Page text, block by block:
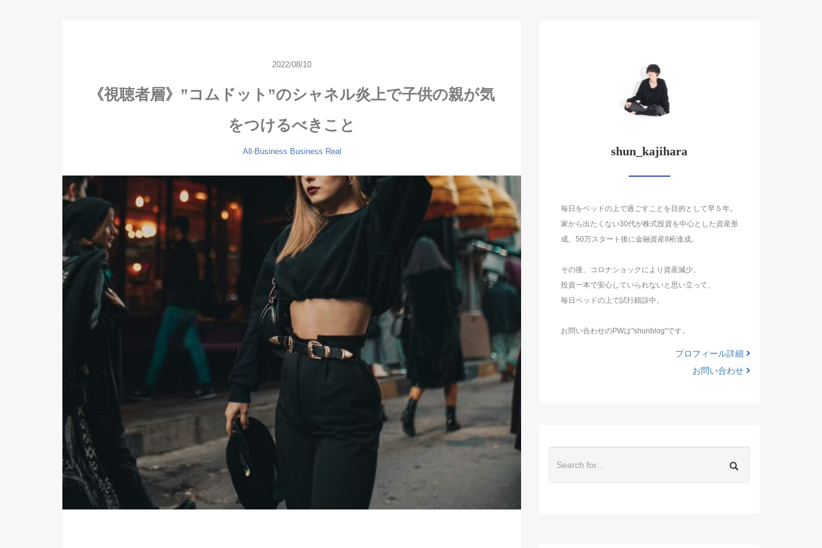
2022/08/10
《視聴者層》”コムドット”のシャネル炎上で子供の親が気
をつけるべきこと
All-Business Business Real shun_kajihara
毎日をベッドの上で過ごすことを目的として早５年。
家から出たくない30代が株式投資を中心とした資産形
成。50万スタート後に金融資産8桁達成。
その後、コロナショックにより資産減少。
投資一本で安心していられないと思い立って、
毎日ベッドの上で試行錯誤中。
お問い合わせのPWは"shunblog"です。
プロフィール詳細
お問い合わせ